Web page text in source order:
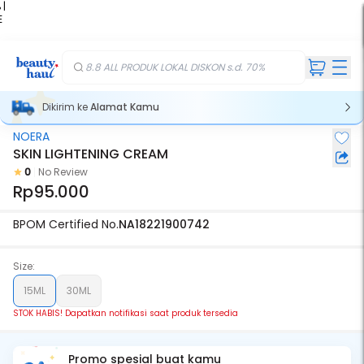
|
8.8 ALL PRODUK LOKAL DISKON s.d. 70%
Dikirim keAlamat Kamu
Stok Habis
NOERA
SKIN LIGHTENING CREAM
0 No Review
Rp95.000
BPOM Certified No.NA18221900742
Size:
15ML
30ML
STOK HABIS! Dapatkan notifikasi saat produk tersedia
Promo spesial buat kamu